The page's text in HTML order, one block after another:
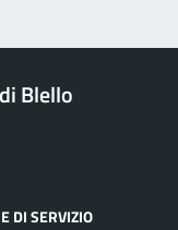
Blello
DI SERVIZIO